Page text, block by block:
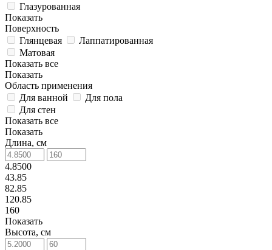
Глазурованная
Показать
Поверхность
Глянцевая
Лаппатированная
Матовая
Показать все
Показать
Область применения
Для ванной
Для пола
Для стен
Показать все
Показать
Длина, см
4.8500
43.85
82.85
120.85
160
Показать
Высота, см